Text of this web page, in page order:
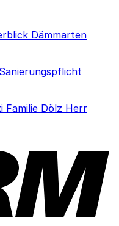
Dämmarten
Sanierungspflicht
Familie Dölz Herr